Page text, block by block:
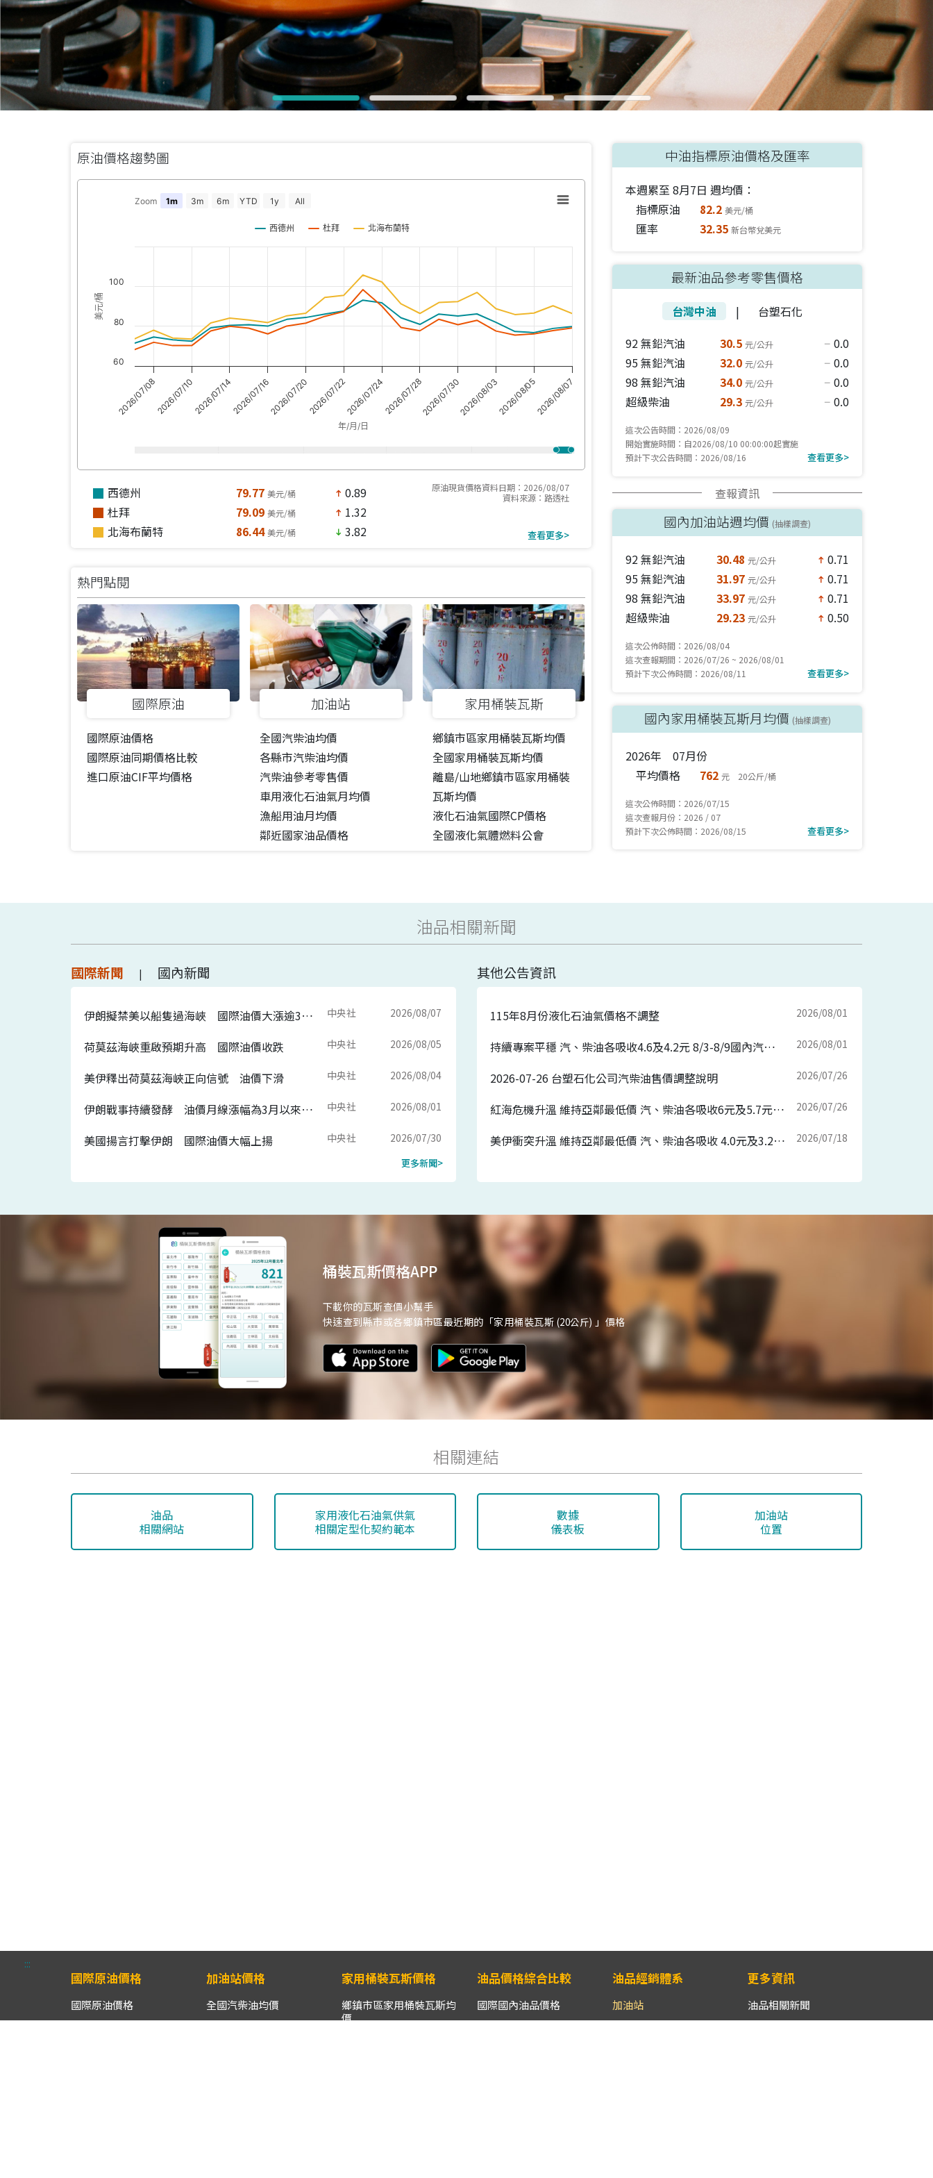
原油價格趨勢圖
年/月/日
美元/桶
Zoom 1m 3m 6m YTD 1y All
西德州 杜拜 北海布蘭特
2026/07/082026/07/102026/07/142026/07/162026/07/202026/07/222026/07/242026/07/282026/07/302026/08/032026/08/052026/08/07
60
80
100
西德州 79.77 美元/桶 north 0.89
杜拜
79.09 美元/桶 north
1.32
北海布蘭特
86.44 美元/桶 south 3.82
原油現貨價格資料日期：2026/08/07
資料來源：路透社
查看更多>
熱門點閱
國際原油
國際原油價格
國際原油同期價格比較
進口原油CIF平均價格
加油站
全國汽柴油均價
各縣市汽柴油均價
汽柴油參考零售價
車用液化石油氣月均價
漁船用油月均價
鄰近國家油品價格
家用桶裝瓦斯
鄉鎮市區家用桶裝瓦斯均價
全國家用桶裝瓦斯均價
離島/山地鄉鎮市區家用桶裝
瓦斯均價
液化石油氣國際CP價格
全國液化氣體燃料公會
中油指標原油價格及匯率
本週累至8月7日 週均價：
指標原油
82.2 美元/桶
匯率 32.35 新台幣兌美元
最新油品參考零售價格
台灣中油 |
台塑石化
92 無鉛汽油
30.5 元/公升 horizontal_rule 0.0
95 無鉛汽油
32.0 元/公升 horizontal_rule 0.0
98 無鉛汽油
34.0 元/公升 horizontal_rule 0.0
超級柴油
29.3 元/公升 horizontal_rule 0.0
這次公告時間：2026/08/09
開始實施時間：自2026/08/10 00:00:00起實施
預計下次公告時間：2026/08/16
查看更多>
查報資訊
國內加油站週均價 (抽樣調查)
92 無鉛汽油 30.48 元/公升 north 0.71
95 無鉛汽油
31.97 元/公升 north 0.71
98 無鉛汽油
33.97 元/公升 north 0.71
超級柴油
29.23 元/公升 north 0.50
這次公佈時間：2026/08/04
這次查報期間：2026/07/26 ~ 2026/08/01
預計下次公佈時間：2026/08/11
查看更多>
國內家用桶裝瓦斯月均價 (抽樣調查)
2026年 07月份
平均價格
762 元 20公斤/桶
這次公佈時間：2026/07/15
這次查報月份：2026 / 07
預計下次公佈時間：2026/08/15
查看更多>
油品相關新聞
國際新聞 | 國內新聞
伊朗擬禁美以船隻過海峽 國際油價大漲逾3美元 中央社 2026/08/07
荷莫茲海峽重啟預期升高 國際油價收跌 中央社 2026/08/05
美伊釋出荷莫茲海峽正向信號 油價下滑 中央社 2026/08/04
伊朗戰事持續發酵 油價月線漲幅為3月以來最大 中央社 2026/08/01
美國揚言打擊伊朗 國際油價大幅上揚 中央社 2026/07/30
更多新聞>
其他公告資訊
115年8月份液化石油氣價格不調整 2026/08/01
持續專案平穩 汽、柴油各吸收4.6及4.2元 8/3-8/9國內汽、柴油價格皆不調整 2026/08/01
2026-07-26 台塑石化公司汽柴油售價調整說明 2026/07/26
紅海危機升溫 維持亞鄰最低價 汽、柴油各吸收6元及5.7元 7/27-8/2國內汽、柴油價格各調漲0.7元及0.5元 2026/07/26
美伊衝突升溫 維持亞鄰最低價 汽、柴油各吸收 4.0元及3.2元 7/20-7/26國內汽、柴油價格皆不調整 2026/07/18
桶裝瓦斯價格APP
下載你的瓦斯查價小幫手
快速查到縣市或各鄉鎮市區最近期的「家用桶裝瓦斯 (20公斤) 」價格
相關連結
油品
相關網站
家用液化石油氣供氣
相關定型化契約範本
數據
儀表板
加油站
位置
:::
國際原油價格
國際原油價格
加油站價格
全國汽柴油均價
家用桶裝瓦斯價格
鄉鎮市區家用桶裝瓦斯均
價
油品價格綜合比較
國際國內油品價格
油品經銷體系
加油站
更多資訊
油品相關新聞